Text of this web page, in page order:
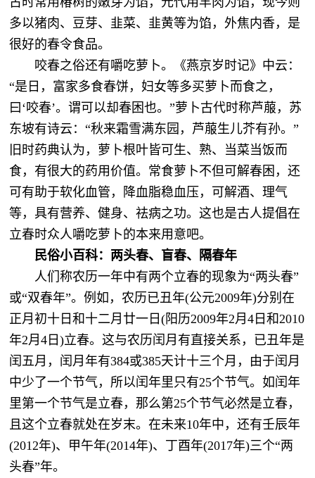
多以猪肉、豆芽、韭菜、韭黄等为馅，外焦内香，是
很好的春令食品。
咬春之俗还有嚼吃萝卜。《燕京岁时记》中云：
“是日，富家多食春饼，妇女等多买萝卜而食之，
曰‘咬春’。谓可以却春困也。”萝卜古代时称芦菔，苏
东坡有诗云：“秋来霜雪满东园，芦菔生儿芥有孙。”
旧时药典认为，萝卜根叶皆可生、熟、当菜当饭而
食，有很大的药用价值。常食萝卜不但可解春困，还
可有助于软化血管，降血脂稳血压，可解酒、理气
等，具有营养、健身、祛病之功。这也是古人提倡在
立春时众人嚼吃萝卜的本来用意吧。
民俗小百科：两头春、盲春、隔春年
人们称农历一年中有两个立春的现象为“两头春”
或“双春年”。例如，农历已丑年(公元2009年)分别在
正月初十日和十二月廿一日(阳历2009年2月4日和2010
年2月4日)立春。这与农历闰月有直接关系，已丑年是
闰五月，闰月年有384或385天计十三个月，由于闰月
中少了一个节气，所以闰年里只有25个节气。如闰年
里第一个节气是立春，那么第25个节气必然是立春，
且这个立春就处在岁末。在未来10年中，还有壬辰年
(2012年)、甲午年(2014年)、丁酉年(2017年)三个“两
头春”年。